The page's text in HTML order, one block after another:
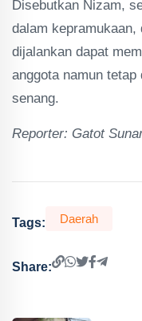
Disebutkan Nizam,
dalam kepramukaan,
dijalankan dapat
anggota namun
senang.
Reporter: Gatot
Tags: Daerah
Share: